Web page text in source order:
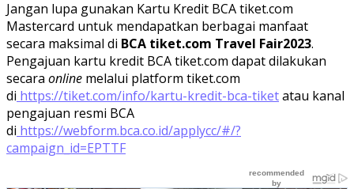
Jangan lupa gunakan Kartu Kredit BCA tiket.com
Mastercard untuk mendapatkan berbagai manfaat
secara maksimal di BCA tiket.com Travel Fair2023.
Pengajuan kartu kredit BCA tiket.com dapat dilakukan
secara online melalui platform tiket.com
di https://tiket.com/info/kartu-kredit-bca-tiketatau kanal
pengajuan resmi BCA
di https://webform.bca.co.id/applycc/#/?
campaign_id=EPTTF